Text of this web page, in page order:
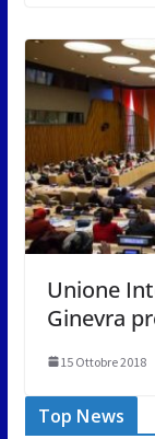
Unione
Ginevra
15 Ottobre 2018
Top News